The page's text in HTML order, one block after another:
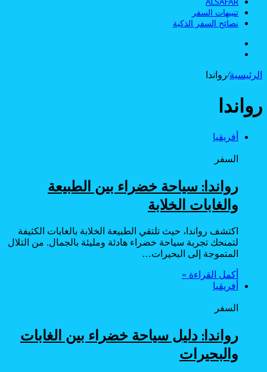
تنبيهات السفر
نصائح السفر الذكية
الرئيسية/رواندا
رواندا
أفريقيا
السفر
رواندا: سياحة خضراء بين الطبيعة
والغابات الخلابة
اكتشف رواندا، حيث تلتقي الطبيعة الخلابة بالغابات الكثيفة
لتمنحك تجربة سياحة خضراء هادئة ومليئة بالجمال. من التلال
المتموجة إلى البحيرات…
أكمل القراءة »
أفريقيا
السفر
رواندا: دليل سياحة خضراء بين الغابات
والبحيرات